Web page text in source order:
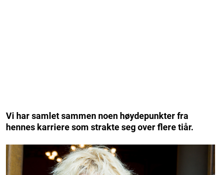
Vi har samlet sammen noen høydepunkter fra
hennes karriere som strakte seg over flere tiår.